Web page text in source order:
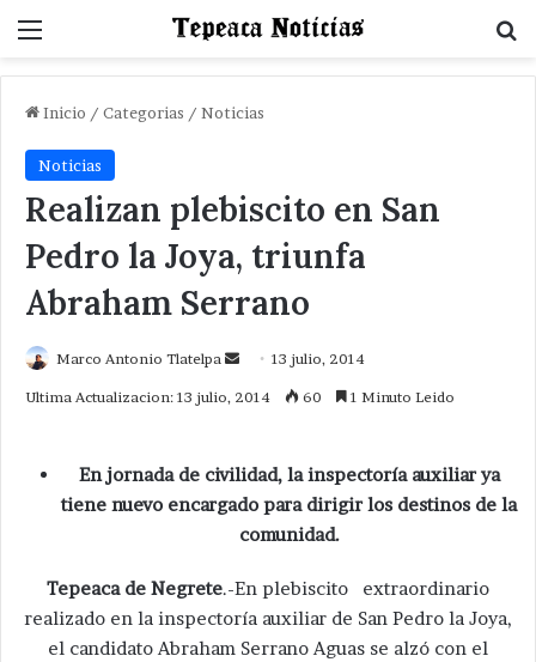
Menu
Inicio / Categorias / Noticias
Noticias
Realizan plebiscito en San
Pedro la Joya, triunfa
Abraham Serrano
Marco Antonio Tlatelpa
Send13 julio, 2014
Ultima Actualizacion: 13 julio, 2014 60 1 Minuto Leido
En jornada de civilidad, la inspectoría auxiliar ya
tiene nuevo encargado para dirigir los destinos de la
comunidad.
Tepeaca de Negrete.-En plebiscito extraordinario
realizado en la inspectoría auxiliar de San Pedro la Joya,
el candidato Abraham Serrano Aguas se alzó con el